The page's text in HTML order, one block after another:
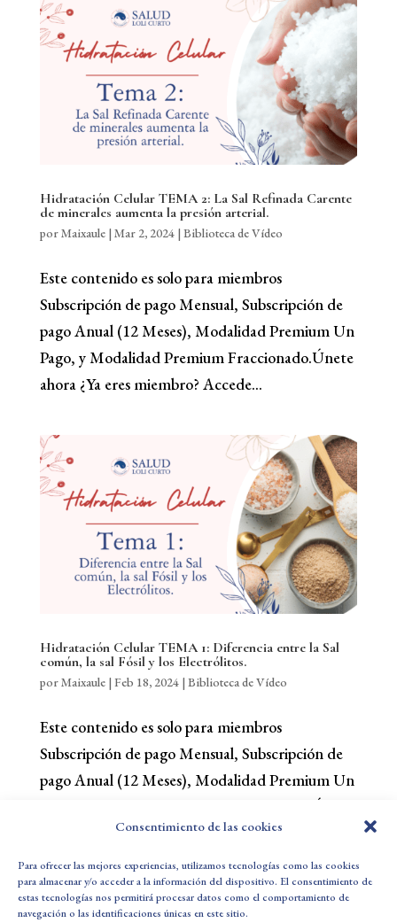
Consentimiento de las cookies
Para ofrecer las mejores experiencias, utilizamos tecnologías como las cookies
para almacenar y/o acceder a la información del dispositivo. El consentimiento de
estas tecnologías nos permitirá procesar datos como el comportamiento de
navegación o las identificaciones únicas en este sitio.
Hidratación Celular TEMA 2: La Sal Refinada Carente
de minerales aumenta la presión arterial.
porMaixaule| Mar 2, 2024| Biblioteca de Vídeo
Este contenido es solo para miembros
Subscripción de pago Mensual, Subscripción de
pago Anual (12 Meses), Modalidad Premium Un
Pago, y Modalidad Premium Fraccionado.Únete
ahora ¿Ya eres miembro? Accede...
Hidratación Celular TEMA 1: Diferencia entre la Sal
común, la sal Fósil y los Electrólitos.
porMaixaule| Feb 18, 2024| Biblioteca de Vídeo
Este contenido es solo para miembros
Subscripción de pago Mensual, Subscripción de
pago Anual (12 Meses), Modalidad Premium Un
Pago, y Modalidad Premium Fraccionado.Únete
ahora ¿Ya eres miembro? Accede...
Política de Privacidad Aviso Legal